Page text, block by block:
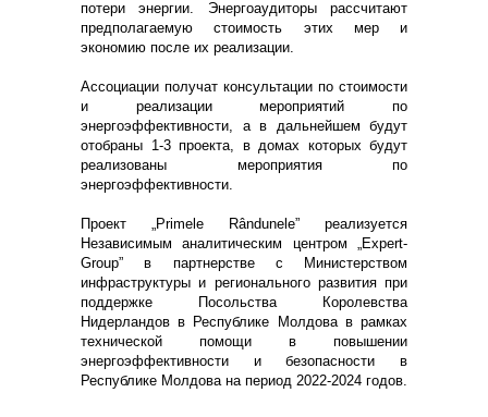
потери энергии. Энергоаудиторы рассчитают
предполагаемую стоимость этих мер и
экономию после их реализации.
Ассоциации получат консультации по стоимости
и реализации мероприятий по
энергоэффективности, а в дальнейшем будут
отобраны 1-3 проекта, в домах которых будут
реализованы мероприятия по
энергоэффективности.
Проект „Primele Rândunele” реализуется
Независимым аналитическим центром „Expert-
Group” в партнерстве с Министерством
инфраструктуры и регионального развития при
поддержке Посольства Королевства
Нидерландов в Республике Молдова в рамках
технической помощи в повышении
энергоэффективности и безопасности в
Республике Молдова на период 2022-2024 годов.